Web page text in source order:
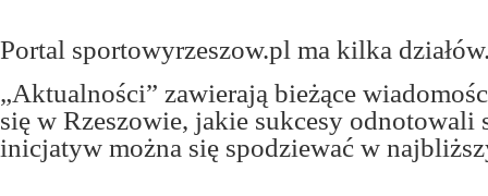
Portal sportowyrzeszow.pl ma kilka
„Aktualności” zawierają bieżące
się w Rzeszowie, jakie sukcesy
inicjatyw można się spodziewać w